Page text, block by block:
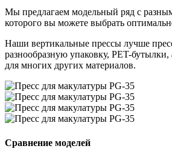
Мы предлагаем модельный ряд с
которого вы можете выбрать
Наши вертикальные прессы лучше
разнообразную упаковку, PET-бутылки,
для многих других материалов.
Сравнение моделей